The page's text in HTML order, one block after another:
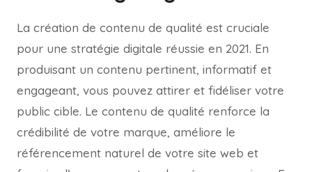
La création de contenu de qualité est cruciale
pour une stratégie digitale réussie en 2021. En
produisant un contenu pertinent, informatif et
engageant, vous pouvez attirer et fidéliser votre
public cible. Le contenu de qualité renforce la
crédibilité de votre marque, améliore le
référencement naturel de votre site web et